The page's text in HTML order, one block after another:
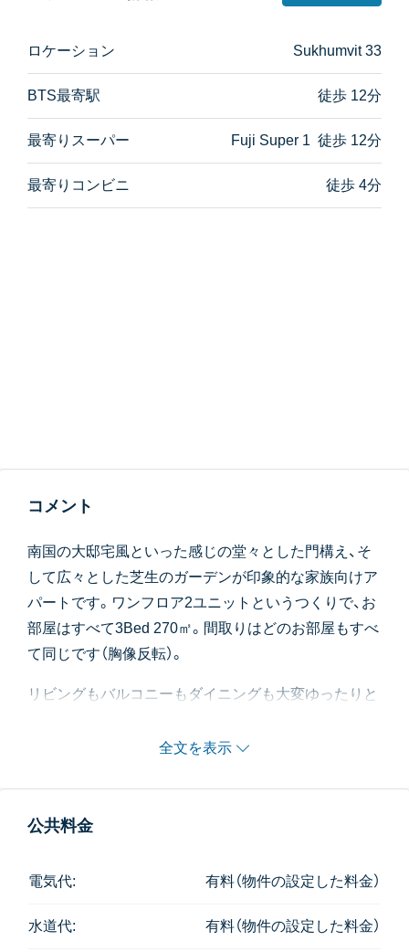
ロケーション Sukhumvit 33
BTS最寄駅 徒歩 12分
最寄りスーパー Fuji Super 1 徒歩 12分
最寄りコンビニ 徒歩 4分
コメント
南国の大邸宅風といった感じの堂々とした門構え、そ
して広々とした芝生のガーデンが印象的な家族向けア
パートです。ワンフロア2ユニットというつくりで、お
部屋はすべて3Bed 270㎡。間取りはどのお部屋もすべ
て同じです（胸像反転）。
リビングもバルコニーもダイニングも大変ゆったりと
キッチンは奥様に人気のガスコンロ式。
シンクも大型サイズで使いやすそう。
どーんと広い芝生のガーデンには遊具が沢山。
7万バーツのご予算で、お子様が伸び伸びと過ごせる
全文を表示
公共料金
電気代: 有料（物件の設定した料金）
水道代: 有料（物件の設定した料金）